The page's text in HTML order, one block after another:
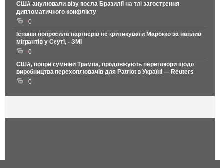
США анулювали візу посла Бразилії на тлі загострення
дипломатичного конфлікту
0
Іспанія попросила партнерів не критикувати Марокко за наплив
мігрантів у Сеуті, - ЗМІ
0
США, попри сумніви Трампа, продовжують переговори щодо
виробництва перехоплювачів для Patriot в Україні — Reuters
0